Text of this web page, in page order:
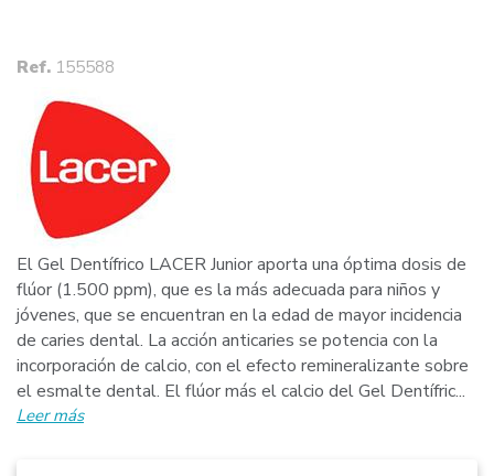
Ref. 155588
El Gel Dentífrico LACER Junior aporta una óptima dosis de
flúor (1.500 ppm), que es la más adecuada para niños y
jóvenes, que se encuentran en la edad de mayor incidencia
de caries dental. La acción anticaries se potencia con la
incorporación de calcio, con el efecto remineralizante sobre
el esmalte dental. El flúor más el calcio del Gel Dentífric...
Leer más